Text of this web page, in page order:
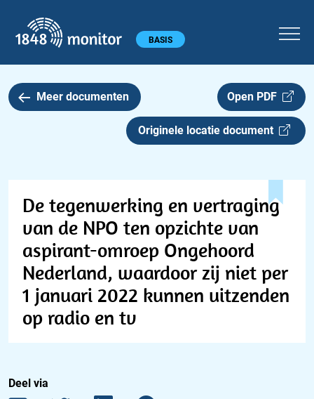
Hoofdmenu BASIS
Meer documenten Open PDF
Originele locatie document
De tegenwerking en vertraging
van de NPO ten opzichte van
aspirant-omroep Ongehoord
Nederland, waardoor zij niet per
1 januari 2022 kunnen uitzenden
op radio en tv
Deel via